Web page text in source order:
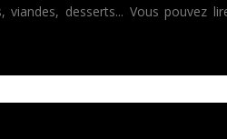
desserts... Vous pouvez